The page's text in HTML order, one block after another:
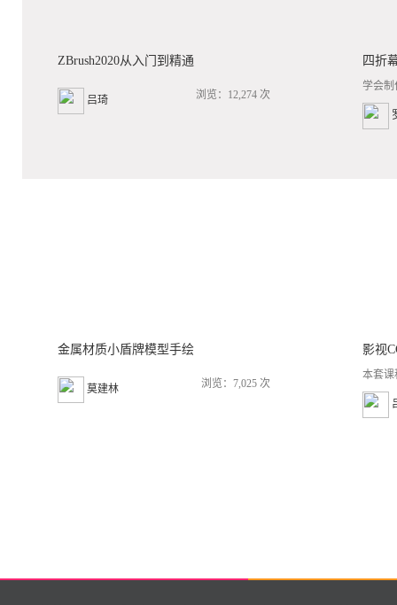
ZBrush2020从入门到精通
吕琦 浏览：12,274 次
四折
学会制
金属材质小盾牌模型手绘
莫建林 浏览：7,025 次
影视
本套课